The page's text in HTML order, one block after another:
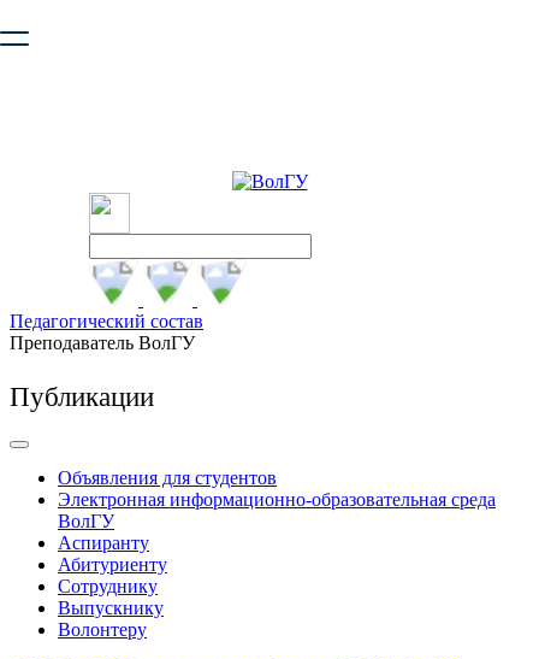
безопасную работу с сайтом. Пожалуйста
Педагогический состав
Преподаватель ВолГУ
Публикации
Объявления для студентов
Электронная информационно-образовательная среда
ВолГУ
Аспиранту
Абитуриенту
Сотруднику
Выпускнику
Волонтеру